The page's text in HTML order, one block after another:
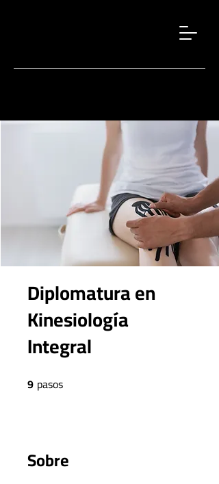
Diplomatura en
Kinesiología
Integral
9 pasos
Sobre